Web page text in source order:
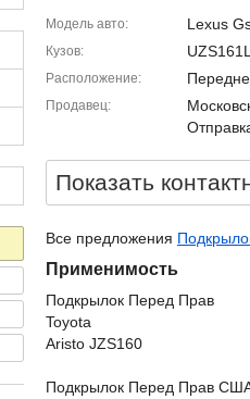
Модель авто Lexus
Кузов
Расположение
Продавец
Показать
Все предложения
Применимость
Подкрылок Перед Прав
Toyota
Aristo JZS160
Подкрылок Перед Прав